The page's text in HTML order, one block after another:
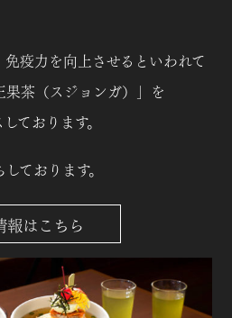
疫力を向上させるといわれて
茶（スジョンガ）」を
ております。
ております。
報はこちら